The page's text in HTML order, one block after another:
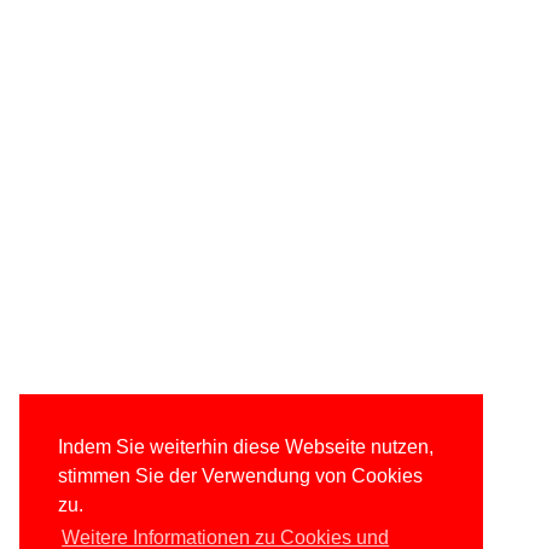
Indem Sie weiterhin diese Webseite nutzen,
stimmen Sie der Verwendung von Cookies
zu.
Weitere Informationen zu Cookies und